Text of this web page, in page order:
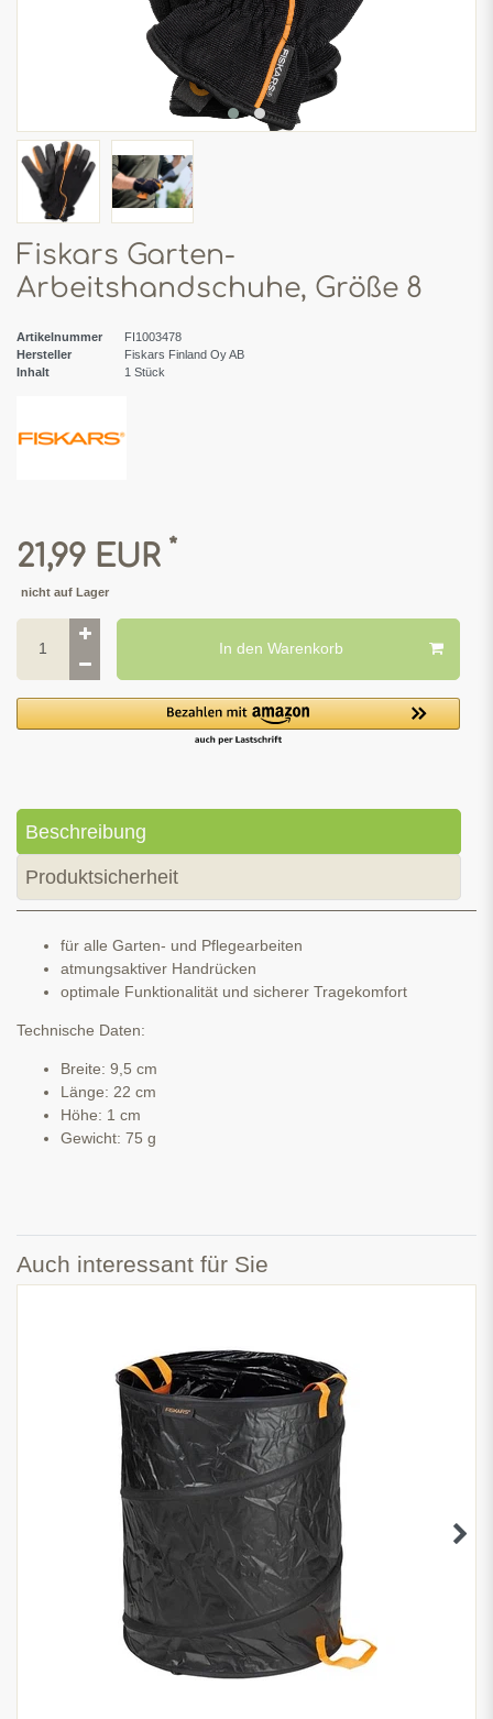
Fiskars Garten-
Arbeitshandschuhe, Größe 8
Artikelnummer
FI1003478
Hersteller
Fiskars Finland Oy AB
Inhalt
1 Stück
21,99 EUR *
nicht auf Lager
In den Warenkorb
Beschreibung
Produktsicherheit
für alle Garten- und Pflegearbeiten
atmungsaktiver Handrücken
optimale Funktionalität und sicherer Tragekomfort
Technische Daten:
Breite: 9,5 cm
Länge: 22 cm
Höhe: 1 cm
Gewicht: 75 g
Auch interessant für Sie